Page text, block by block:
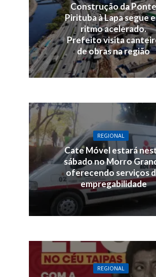
Construção da Ponte
Pirituba à Lapa segue
ritmo acelerado.
Prefeito visita
de obras na região
REGIONAL
Cate Móvel estará
sábado no Morro
oferecendo serviços
empregabilidade
REGIONAL